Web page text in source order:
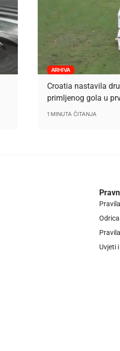
ARHIVA
Croatia nastavila
primljenog gola u
1 MINUTA ČITANJA
Uvjeti